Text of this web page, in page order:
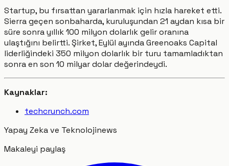
Startup, bu fırsattan yararlanmak için hızla hareket etti.
Sierra geçen sonbaharda, kuruluşundan 21 aydan kısa bir
süre sonra yıllık 100 milyon dolarlık gelir oranına
ulaştığını belirtti. Şirket, Eylül ayında Greenoaks Capital
liderliğindeki 350 milyon dolarlık bir turu tamamladıktan
sonra en son 10 milyar dolar değerindeydi.
Kaynaklar:
techcrunch.com
Yapay Zeka ve Teknolojinews
Makaleyi paylaş